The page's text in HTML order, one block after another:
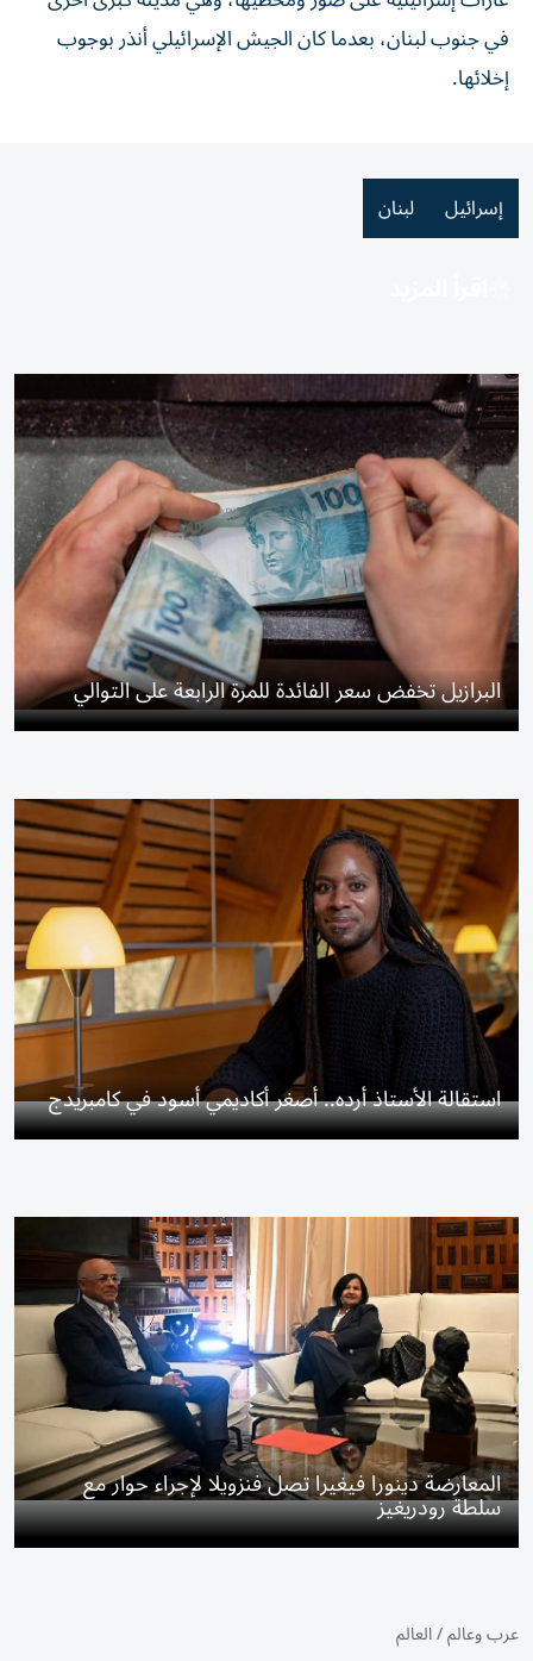
في جنوب لبنان، بعدما كان الجيش الإسرائيلي أنذر بوجوب
إخلائها.
إسرائيل لبنان
البرازيل تخفض سعر الفائدة للمرة الرابعة على التوالي
استقالة الأستاذ أرده.. أصغر أكاديمي أسود في كامبريدج
المعارضة دينورا فيغيرا تصل فنزويلا لإجراء حوار مع
سلطة رودريغيز
عرب وعالم/العالم